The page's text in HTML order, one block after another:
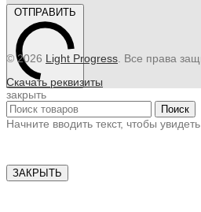
ОТПРАВИТЬ
© 2026 Light Progress . Все права
Скачать реквизиты
закрыть
Поиск
Начните вводить текст, чтобы
ЗАКРЫТЬ